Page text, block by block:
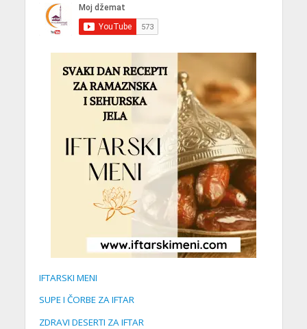
IFTARSKI MENI
SUPE I ČORBE ZA IFTAR
ZDRAVI DESERTI ZA IFTAR